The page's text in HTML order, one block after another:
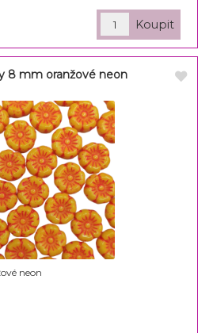
8 mm oranžové neon
neon